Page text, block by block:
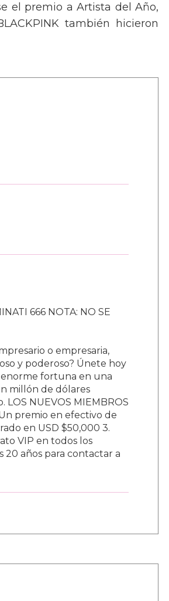
el premio a Artista del Año,
también hicieron
666 NOTA: NO SE
o empresaria,
y poderoso? Únete hoy
fortuna en una
millón de dólares
NUEVOS MIEMBROS
Un premio en efectivo de
en USD $50,000 3.
VIP en todos los
años para contactar a